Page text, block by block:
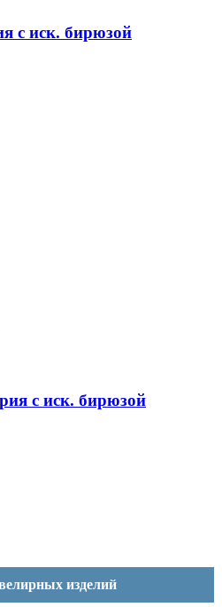
с иск. бирюзой
с иск. бирюзой
изделий